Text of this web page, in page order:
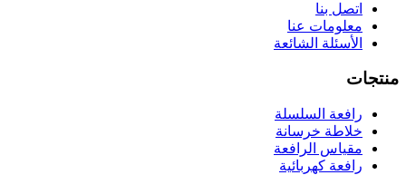
اتصل بنا
معلومات عنا
الأسئلة الشائعة
منتجات
رافعة السلسلة
خلاطة خرسانة
مقياس الرافعة
رافعة كهربائية